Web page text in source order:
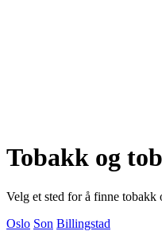
Tobakk og
Velg et sted for å finne tobakk
Oslo Son Billingstad